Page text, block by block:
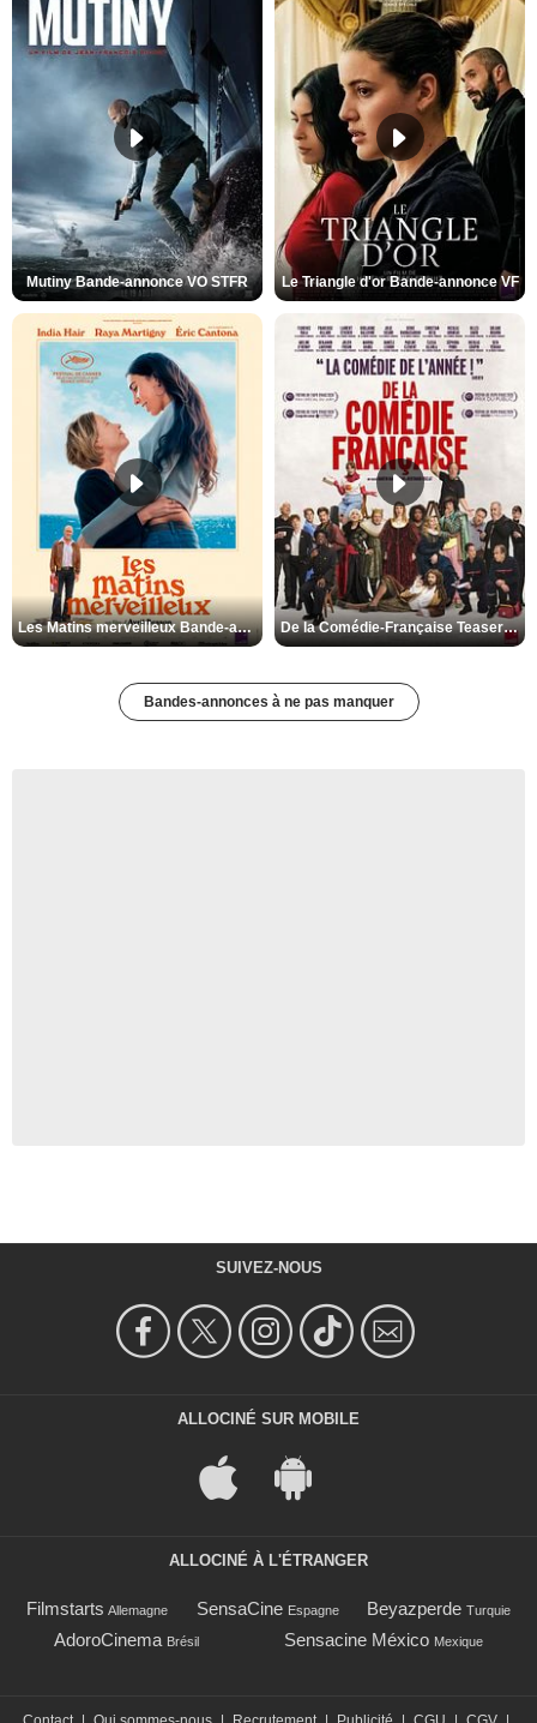
Mutiny Bande-annonce VO STFR Le Triangle d'or Bande-annonce VF
Les Matins merveilleux Bande-annonce VF De la Comédie-Française Teaser VF
Bandes-annonces à ne pas manquer
SUIVEZ-NOUS
ALLOCINÉ SUR MOBILE
ALLOCINÉ À L'ÉTRANGER
Filmstarts Allemagne SensaCine Espagne Beyazperde Turquie
AdoroCinema Brésil Sensacine México Mexique